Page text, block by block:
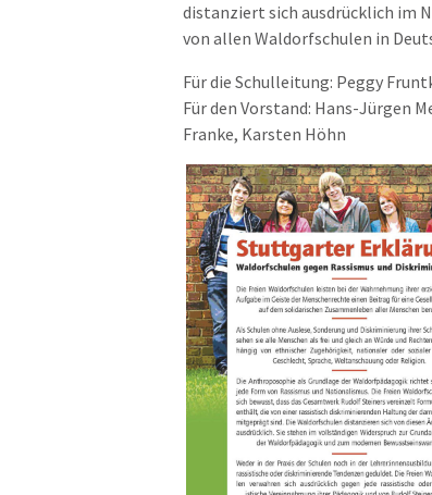
distanziert sich ausdrücklich im
von allen Waldorfschulen in
Für die Schulleitung: Peggy Frunt
Für den Vorstand: Hans-Jürgen
Franke, Karsten Höhn